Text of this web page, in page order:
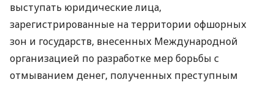
выступать юридические лица,
зарегистрированные на территории офшорных
зон и государств, внесенных Международной
организацией по разработке мер борьбы с
отмыванием денег, полученных преступным